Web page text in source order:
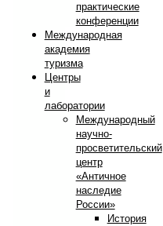
практические
конференции
Международная
академия
туризма
Центры
и
лаборатории
Международный
научно-
просветительский
центр
«Античное
наследие
России»
История